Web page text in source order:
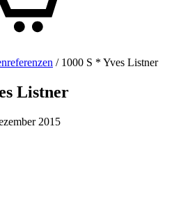
/ 1000 S * Yves Listner
Listner
2015